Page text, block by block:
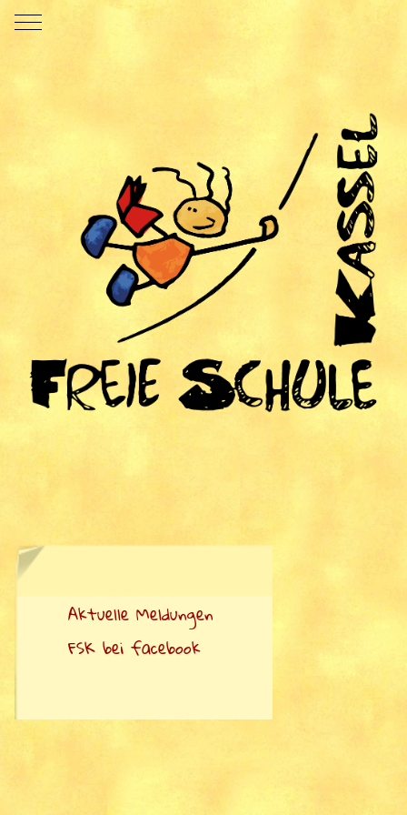
Mobile Menu Toggle
Aktuelle Meldungen
FSK bei facebook